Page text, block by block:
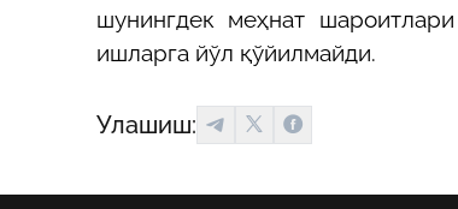
шунингдек меҳнат
ишларга йўл қўйилмайди.
Улашиш: